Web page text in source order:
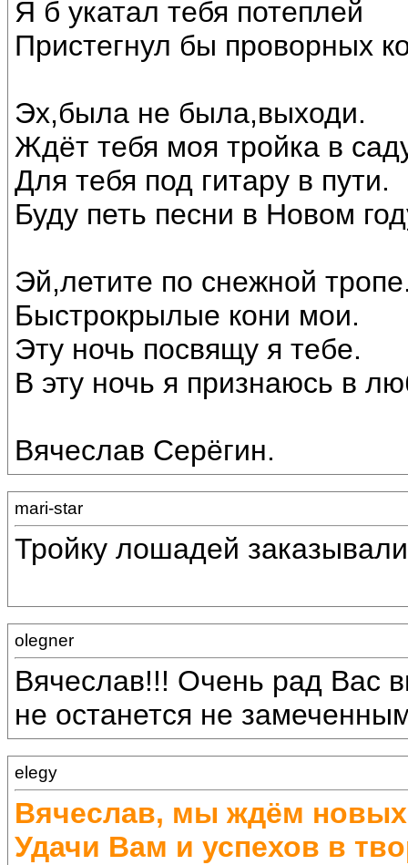
Я б укатал тебя потеплей
Пристегнул бы проворных
Эх,была не была,выходи.
Ждёт тебя моя тройка в
Для тебя под гитару в пути.
Буду петь песни в Новом
Эй,летите по снежной
Быстрокрылые кони мои.
Эту ночь посвящу я тебе.
В эту ночь я признаюсь в
Вячеслав Серёгин.
mari-star
Тройку лошадей
olegner
Вячеслав!!! Очень рад Вас
не останется не
elegy
Вячеслав, мы ждём
Удачи Вам и успехов в